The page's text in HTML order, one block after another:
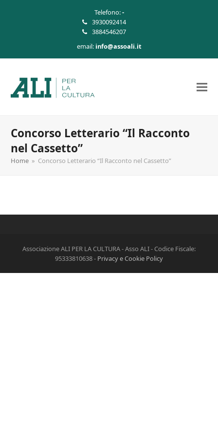
Telefono:-
3930092414
3884546207
email: info@assoali.it
Concorso Letterario “Il Racconto
nel Cassetto”
Home » Concorso Letterario “Il Racconto nel Cassetto”
Associazione ALI PER LA CULTURA - Asso ALI - Codice Fiscale:
95333810638 - Privacy e Cookie Policy